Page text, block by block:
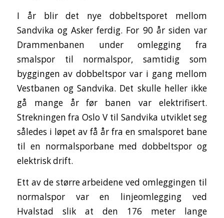
I år blir det nye dobbeltsporet mellom
Sandvika og Asker ferdig. For 90 år siden var
Drammenbanen under omlegging fra
smalspor til normalspor, samtidig som
byggingen av dobbeltspor var i gang mellom
Vestbanen og Sandvika. Det skulle heller ikke
gå mange år før banen var elektrifisert.
Strekningen fra Oslo V til Sandvika utviklet seg
således i løpet av få år fra en smalsporet bane
til en normalsporbane med dobbeltspor og
elektrisk drift.
Ett av de større arbeidene ved omleggingen til
normalspor var en linjeomlegging ved
Hvalstad slik at den 176 meter lange